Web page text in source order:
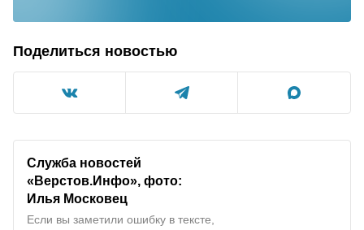
Поделиться новостью
Служба новостей
«Верстов.Инфо», фото:
Илья Московец
Если вы заметили ошибку в тексте,